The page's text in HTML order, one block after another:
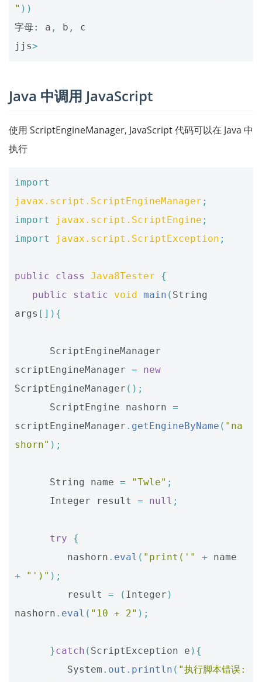
" ))
字母:
a , b ,
c
jjs>
Java 中调用 JavaScript
使用 ScriptEngineManager, JavaScript 代码可以在 Java 中
执行
import
javax.script.ScriptEngineManager ;
import
javax.script.ScriptEngine ;
import
javax.script.ScriptException ;
public class Java8Tester
{
public
static void main ( String
args []){
ScriptEngineManager
scriptEngineManager =
new
ScriptEngineManager ();
ScriptEngine
nashorn =
scriptEngineManager . getEngineByName ( "na
shorn" );
String name = "Twle" ;
Integer
result = null ;
try
{
nashorn . eval ( "print('" +
name
+
"')" );
result
= ( Integer )
nashorn . eval ( "10 + 2" );
}catch ( ScriptException e ){
System . out . println ( "执行脚本错误: